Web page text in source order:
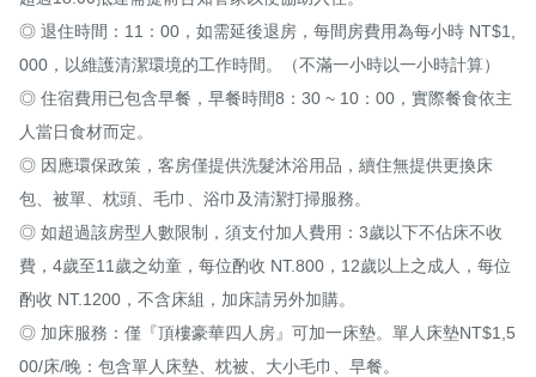
◎ 退住時間：11：00，如需延後退房，每間房費用為每小時 NT$1,
000，以維護清潔環境的工作時間。（不滿一小時以一小時計算）
◎ 住宿費用已包含早餐，早餐時間8：30 ~ 10：00，實際餐食依主
人當日食材而定。
◎ 因應環保政策，客房僅提供洗髮沐浴用品，續住無提供更換床
包、被單、枕頭、毛巾、浴巾及清潔打掃服務。
◎ 如超過該房型人數限制，須支付加人費用：3歲以下不佔床不收
費，4歲至11歲之幼童，每位酌收 NT.800，12歲以上之成人，每位
酌收 NT.1200，不含床組，加床請另外加購。
◎ 加床服務：僅『頂樓豪華四人房』可加一床墊。單人床墊NT$1,5
00/床/晚：包含單人床墊、枕被、大小毛巾、早餐。